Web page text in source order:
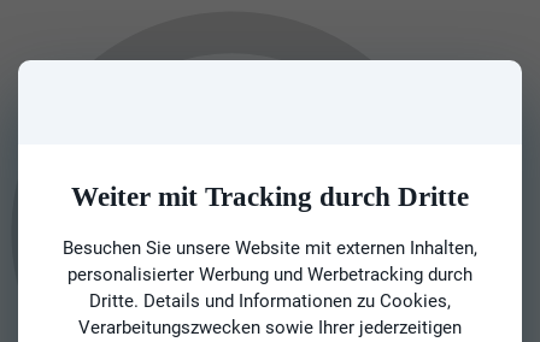
Weiter mit Tracking durch Dritte
Besuchen Sie unsere Website mit externen Inhalten,
personalisierter Werbung und Werbetracking durch
Dritte. Details und Informationen zu Cookies,
Verarbeitungszwecken sowie Ihrer jederzeitigen